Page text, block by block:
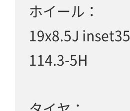
ホイール：
19x8.5J inset35
114.3-5H